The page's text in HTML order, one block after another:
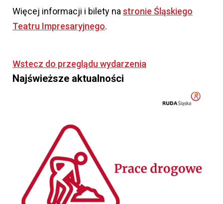
Więcej informacji i bilety na stronie Śląskiego
Teatru Impresaryjnego.
Wstecz do przeglądu wydarzenia
Najświeższe aktualności